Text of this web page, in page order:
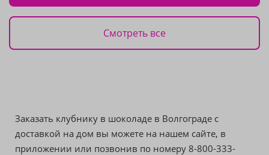
Смотреть все
Заказать клубнику в шоколаде в Волгограде с
доставкой на дом вы можете на нашем сайте, в
приложении или позвонив по номеру 8-800-333-